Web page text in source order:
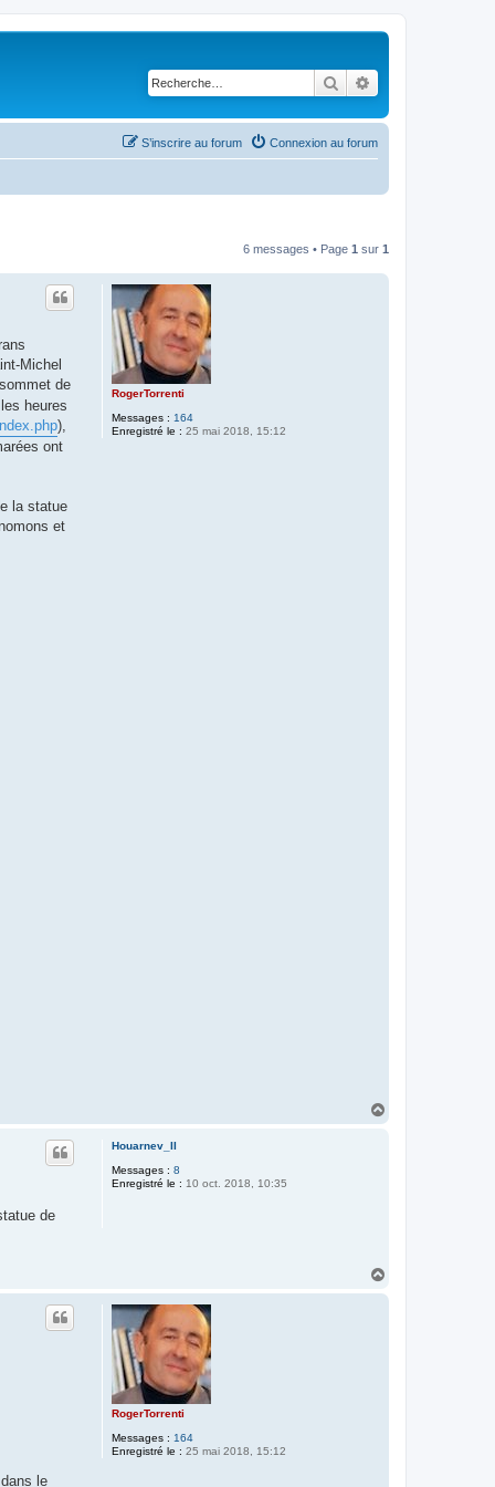
Rechercher
Connexion au forum
S’inscrire au forum
6 messages • Page 1 sur 1
RogerTorrenti
Messages : 164
Enregistré le : 25 mai 2018, 15:12
Michel
de
heures
),
ont
la statue
et
Houarnev_II
Messages : 8
Enregistré le : 10 oct. 2018, 10:35
de
RogerTorrenti
Messages : 164
Enregistré le : 25 mai 2018, 15:12
le